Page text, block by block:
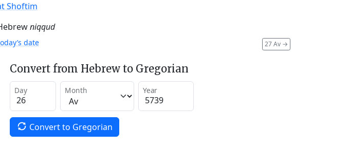
Shoftim
niqqud
27 Av →
date
Convert from Hebrew to Gregorian
Day Month Year
Convert to Gregorian